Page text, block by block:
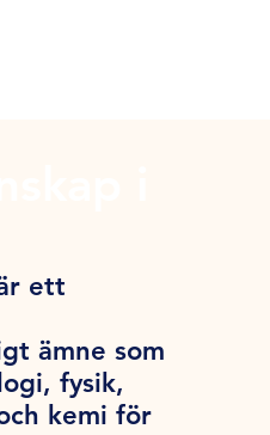
ett
ämne som
fysik,
kemi för